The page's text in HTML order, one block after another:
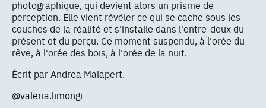
photographique, qui devient alors un prisme de
perception. Elle vient révéler ce qui se cache sous les
couches de la réalité et s'installe dans l'entre-deux du
présent et du perçu. Ce moment suspendu, à l'orée du
rêve, à l'orée des bois, à l'orée de la nuit.
Écrit par Andrea Malapert.
@valeria.limongi